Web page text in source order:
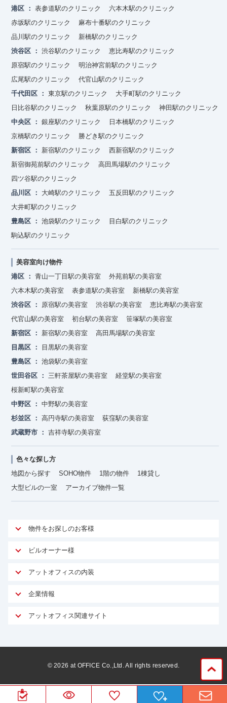
港区
表参道駅のクリニック
六本木駅のクリニック
赤坂駅のクリニック
麻布十番駅のクリニック
品川駅のクリニック
新橋駅のクリニック
渋谷区
渋谷駅のクリニック
恵比寿駅のクリニック
原宿駅のクリニック
明治神宮前駅のクリニック
広尾駅のクリニック
代官山駅のクリニック
千代田区
東京駅のクリニック
大手町駅のクリニック
日比谷駅のクリニック
秋葉原駅のクリニック
神田駅のクリニック
中央区
銀座駅のクリニック
日本橋駅のクリニック
京橋駅のクリニック
勝どき駅のクリニック
新宿区
新宿駅のクリニック
西新宿駅のクリニック
新宿御苑前駅のクリニック
高田馬場駅のクリニック
四ツ谷駅のクリニック
品川区
大崎駅のクリニック
五反田駅のクリニック
大井町駅のクリニック
豊島区
池袋駅のクリニック
目白駅のクリニック
駒込駅のクリニック
美容室向け物件
港区
青山一丁目駅の美容室
外苑前駅の美容室
六本木駅の美容室
表参道駅の美容室
新橋駅の美容室
渋谷区
原宿駅の美容室 渋谷駅の美容室
恵比寿駅の美容室
代官山駅の美容室
初台駅の美容室
笹塚駅の美容室
新宿区
新宿駅の美容室
高田馬場駅の美容室
目黒区
目黒駅の美容室
豊島区
池袋駅の美容室
世田谷区
三軒茶屋駅の美容室
経堂駅の美容室
桜新町駅の美容室
中野区
中野駅の美容室
杉並区
高円寺駅の美容室
荻窪駅の美容室
武蔵野市
吉祥寺駅の美容室
色々な探し方
地図から探す
SOHO物件 1階の物件
1棟貸し
大型ビルの一室
アーカイブ物件一覧
物件をお探しのお客様
アットオフィスが選ばれる理由
ご契約者様インタビュー
オフィスお役立ちコラム
ビルオーナー様
オーナー様向けサービス
マイソク作成
物件情報から成約賃料を予測
リノベーション
サブリース
ビルを売却してビジネス拡大
アットオフィスの内装
サービス内容
内装に関するよくある質問
企業情報
WEBフォームからお問い合わせ
アットオフィス関連サイト
アットレジデンス
ビルアド
ベンチャー・フォーラム
©2026 at OFFICE Co.,Ltd. All rights reserved.